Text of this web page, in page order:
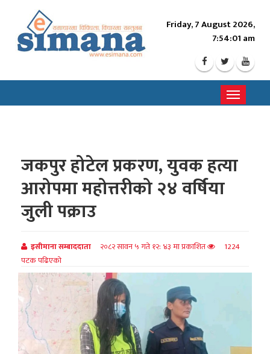
Friday, 7 August 2026,
7:54:03 am
Toggle
जकपुर होटेल प्रकरण, युवक हत्या
आरोपमा महोत्तरीको २४ वर्षिया
जुली पक्राउ
इसीमाना सम्बाददाता २०८२ सावन ५ गते १२: ४३ मा प्रकाशित
1224
पटक पढिएको